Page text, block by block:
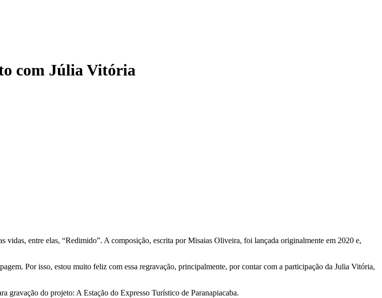
com Júlia Vitória
vidas, entre elas, “Redimido”. A composição, escrita por Misaias Oliveira, foi lançada originalmente em 2020 e,
Por isso, estou muito feliz com essa regravação, principalmente, por contar com a participação da Julia Vitória,
gravação do projeto: A Estação do Expresso Turístico de Paranapiacaba.